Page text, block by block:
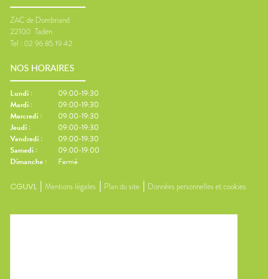
ZAC de Dombriand
22100 Taden
Tel : 02 96 85 19 42
NOS HORAIRES
Lundi :
09:00-19:30
Mardi :
09:00-19:30
Mercredi :
09:00-19:30
Jeudi :
09:00-19:30
Vendredi :
09:00-19:30
Samedi :
09:00-19:00
Dimanche : Fermé
CGUVL Mentions légales Plan du site Données personnelles et cookies